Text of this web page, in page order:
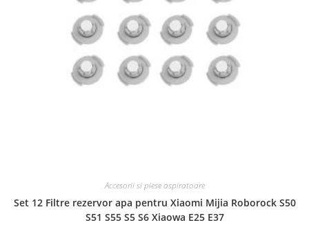
Accesorii si piese aspiratoare
Set 12 Filtre rezervor apa pentru Xiaomi Mijia Roborock S50
S51 S55 S5 S6 Xiaowa E25 E37